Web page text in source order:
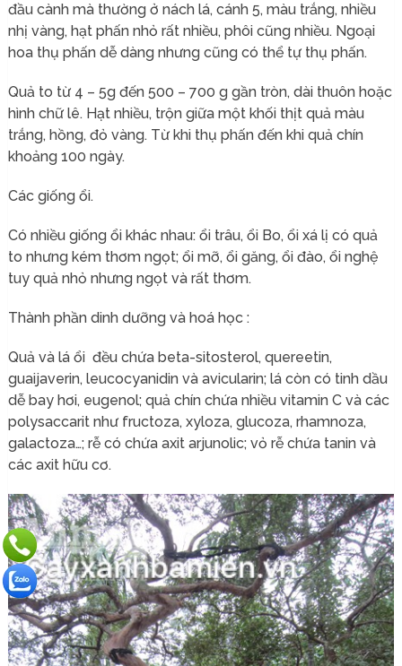
đầu cành mà thường ở nách lá, cánh 5, màu trắng, nhiều
nhị vàng, hạt phấn nhỏ rất nhiều, phôi cũng nhiều. Ngoại
hoa thụ phấn dễ dàng nhưng cũng có thể tự thụ phấn.
Quả to từ 4 – 5g đến 500 – 700 g gần tròn, dài thuôn hoặc
hình chữ lê. Hạt nhiều, trộn giữa một khối thịt quả màu
trắng, hồng, đỏ vàng. Từ khi thụ phấn đến khi quả chín
khoảng 100 ngày.
Các giống ổi.
Có nhiều giống ổi khác nhau: ổi trâu, ổi Bo, ổi xá lị có quả
to nhưng kém thơm ngọt; ổi mỡ, ổi găng, ổi đào, ổi nghệ
tuy quả nhỏ nhưng ngọt và rất thơm.
Thành phần dinh dưỡng và hoá học :
Quả và lá ổi đều chứa beta-sitosterol, quereetin,
guaijaverin, leucocyanidin và avicularin; lá còn có tinh dầu
dễ bay hơi, eugenol; quả chín chứa nhiều vitamin C và các
polysaccarit như fructoza, xyloza, glucoza, rhamnoza,
galactoza…; rễ có chứa axit arjunolic; vỏ rễ chứa tanin và
các axit hữu cơ.